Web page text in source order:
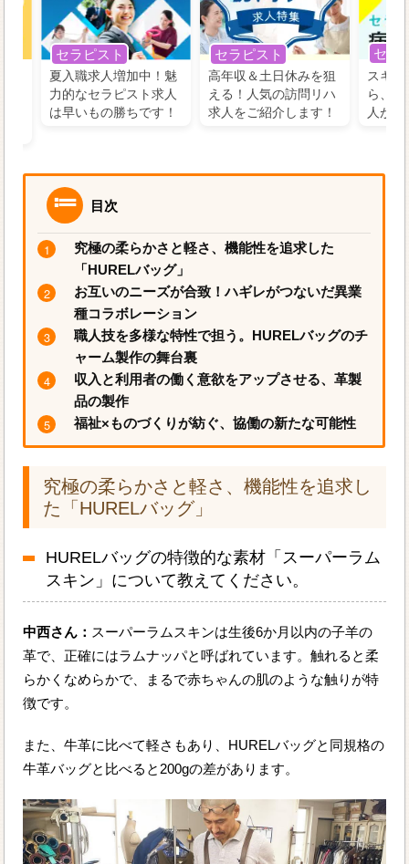
セラピスト
夏入職求人増加中！魅
力的なセラピスト求人
は早いもの勝ちです！
セラピスト
高年収＆土日休みを狙
える！人気の訪問リハ
求人をご紹介します！
セラ
スキ
ら、
人が
目次
究極の柔らかさと軽さ、機能性を追求した
「HURELバッグ」
お互いのニーズが合致！ハギレがつないだ異業
種コラボレーション
職人技を多様な特性で担う。HURELバッグのチ
ャーム製作の舞台裏
収入と利用者の働く意欲をアップさせる、革製
品の製作
福祉×ものづくりが紡ぐ、協働の新たな可能性
究極の柔らかさと軽さ、機能性を追求し
た「HURELバッグ」
HURELバッグの特徴的な素材「スーパーラム
スキン」について教えてください。
中西さん： スーパーラムスキンは生後6か月以内の子羊の
革で、正確にはラムナッパと呼ばれています。触れると柔
らかくなめらかで、まるで赤ちゃんの肌のような触りが特
徴です。
また、牛革に比べて軽さもあり、HURELバッグと同規格の
牛革バッグと比べると200gの差があります。